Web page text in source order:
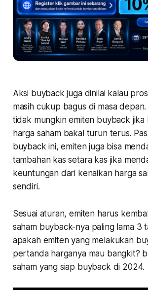
Aksi buyback juga dinilai kalau
masih cukup bagus di masa
tidak mungkin emiten buyback jika
harga saham bakal turun terus.
buyback ini, emiten juga bisa
tambahan kas setara kas jika
keuntungan dari kenaikan harga
sendiri.
Sesuai aturan, emiten harus
saham buyback-nya paling lama 3
apakah emiten yang melakukan
pertanda harganya mau bangkit?
saham yang siap buyback di 2024.